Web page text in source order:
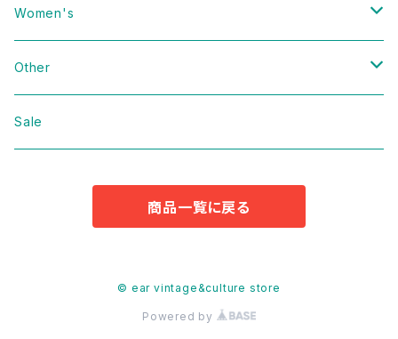
Vintage
Domestic
Jacket
Women's
Vintage
Domestic
Other
bag
Accessories
Sale
商品一覧に戻る
© ear vintage&culture store
Powered by